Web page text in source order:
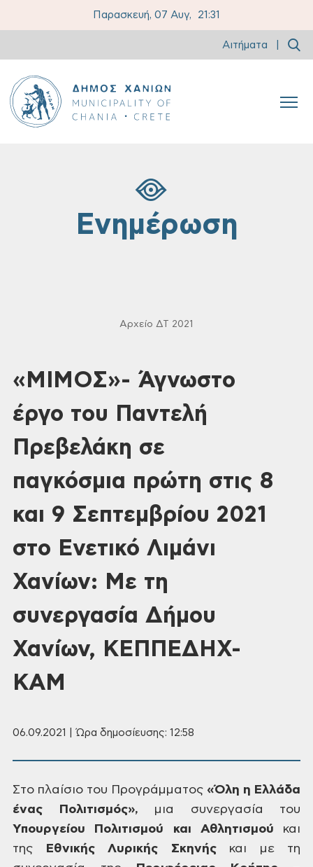
Παρασκευή, 07 Αυγ, 21:31
Αιτήματα
Ενημέρωση
Αρχείο ΔΤ 2021
«ΜΙΜΟΣ»- Άγνωστο
έργο του Παντελή
Πρεβελάκη σε
παγκόσμια πρώτη στις 8
και 9 Σεπτεμβρίου 2021
στο Ενετικό Λιμάνι
Χανίων: Με τη
συνεργασία Δήμου
Χανίων, ΚΕΠΠΕΔΗΧ-
ΚΑΜ
06.09.2021 | Ώρα δημοσίευσης: 12:58
Στο πλαίσιο του Προγράμματος «Όλη η Ελλάδα
ένας Πολιτισμός», μια συνεργασία του
Υπουργείου Πολιτισμού και Αθλητισμού και
της Εθνικής Λυρικής Σκηνήςκαι με τη